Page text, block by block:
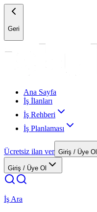
Geri
Ana Sayfa
İş İlanları
İş Rehberi
İş Planlaması
Ücretsiz ilan ver Giriş / Üye Ol
Giriş / Üye Ol
İş Ara